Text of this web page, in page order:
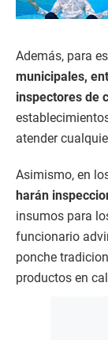
Además, para
municipales,
inspectores de
atender
Asimismo, en
harán
insumos para
funcionario
ponche
productos en